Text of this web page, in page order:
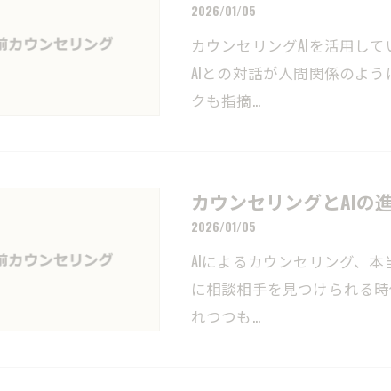
2026/01/05
カウンセリングAIを活用し
AIとの対話が人間関係のよ
クも指摘…
カウンセリングとAIの
2026/01/05
AIによるカウンセリング、
に相談相手を見つけられる
れつつも…